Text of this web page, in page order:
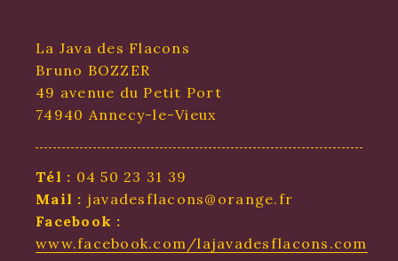
La Java des Flacons
Bruno BOZZER
49 avenue du Petit Port
74940 Annecy-le-Vieux
Tél : 04 50 23 31 39
Mail : javadesflacons@orange.fr
Facebook :
www.facebook.com/lajavadesflacons.com